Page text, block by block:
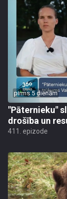
pirms 5 dienām
"Pāternieku"
drošība un
411. epizode